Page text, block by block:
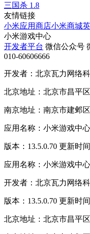
三国杀 1.8
友情链接
小米应用商店小米商城
小米游戏中心
开发者平台 微信公众号
010-60606666
开发者：北京瓦力网络
北京地址：北京市昌平
南京地址：南京市建邺
应用名称：小米游戏中心
版本：13.5.0.70 更新时
应用名称：小米游戏中心
开发者：北京瓦力网络
版本：13.5.0.70 更新时
北京地址：北京市昌平